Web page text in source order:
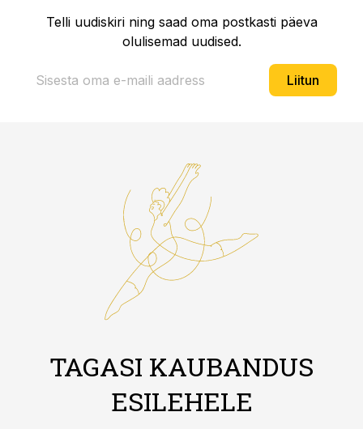
Telli uudiskiri ning saad oma postkasti päeva
olulisemad uudised.
Liitun
TAGASI KAUBANDUS
ESILEHELE